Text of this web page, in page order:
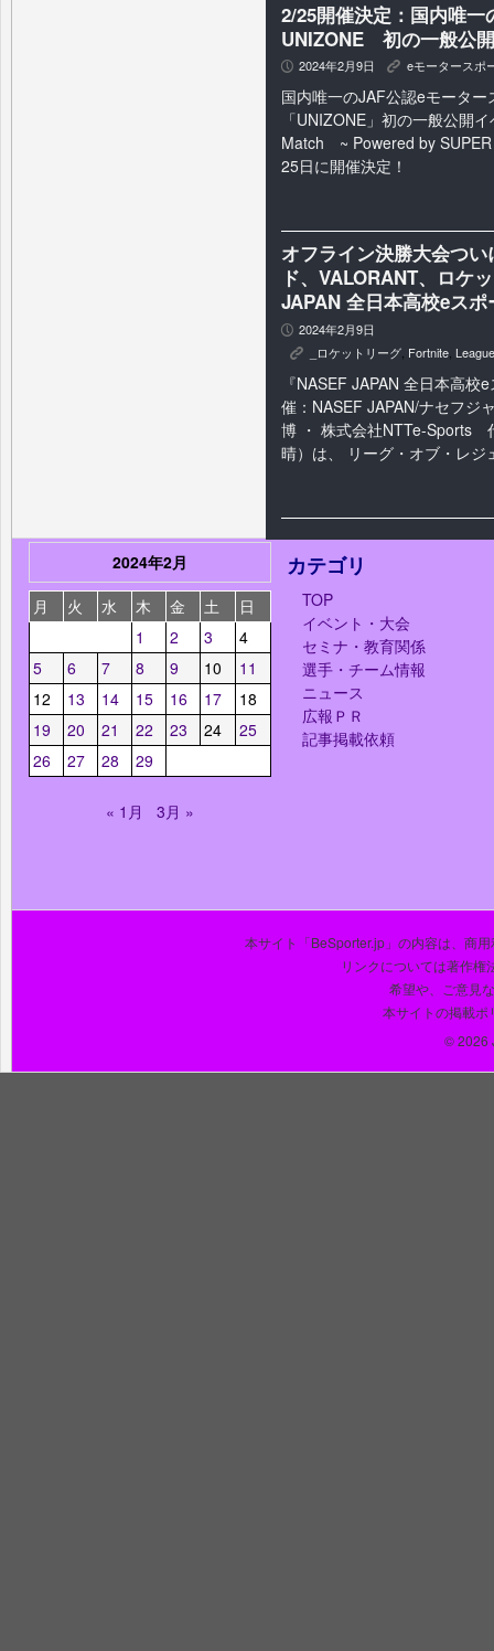
2/25開催決定：国内唯
UNIZONE 初の一般公
P 2024年2月9日 K eモータースポ
国内唯一のJAF公認eモーター
「UNIZONE」初の一般公開
Match ~ Powered by
25日に開催決定！
オフライン決勝大会つ
ド、VALORANT、ロケ
JAPAN 全日本高校eス
P 2024年2月9日
K _ロケットリーグ Fortnite
『NASEF JAPAN 全日本高校
催：NASEF JAPAN/ナセフ
博 ・ 株式会社NTTe-Sports
晴）は、 リーグ・オブ・レ
2024年2月
月
火 水 木 金 土
日
1
2 3
4
5
6 7 8 9 10
11
12
13 14 15 16 17
18
19
20 21 22 23 24
25
26
27 28 29
« 1月 3月 »
カテゴリ
TOP
イベント・大会
セミナ・教育関係
選手・チーム情報
ニュース
広報ＰＲ
記事掲載依頼
本サイト「BeSporter.jp」の内容は、商
リンクについては著作権
希望や、ご意見
本サイトの掲載ポ
© 2026